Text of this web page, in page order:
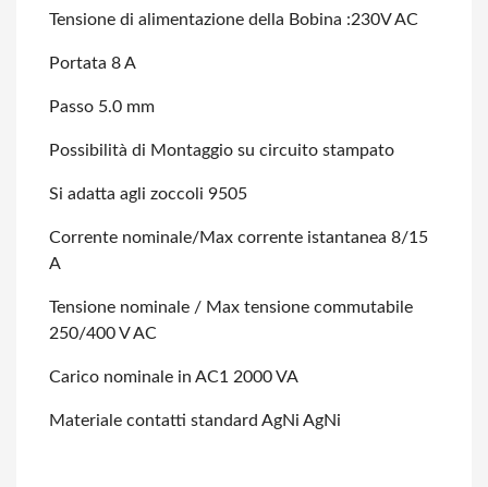
Tensione di alimentazione della Bobina :230V AC
Portata 8 A
Passo 5.0 mm
Possibilità di Montaggio su circuito stampato
Si adatta agli zoccoli 9505
Corrente nominale/Max corrente istantanea 8/15
A
Tensione nominale / Max tensione commutabile
250/400 V AC
Carico nominale in AC1 2000 VA
Materiale contatti standard AgNi AgNi